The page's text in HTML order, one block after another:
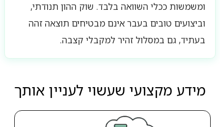
ומשמשות ככלי השוואה בלבד. שוק ההון תנודתי,
וביצועים טובים בעבר אינם מבטיחים תוצאה זהה
בעתיד, גם במסלול זהיר למקבלי קצבה.
מידע מקצועי שעשוי לעניין אותך